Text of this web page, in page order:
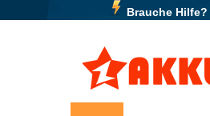
Brauche Hilfe?